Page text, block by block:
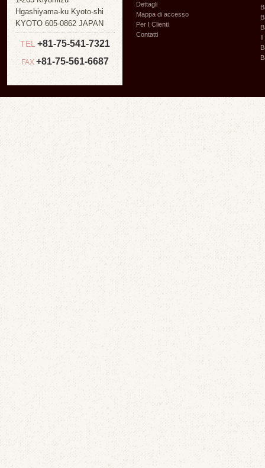
Hgashiyama-ku Kyoto-shi
KYOTO 605-0862 JAPAN
TEL +81-75-541-7321
FAX +81-75-561-6687
Dettagli
Mappa di accesso
Per I Clienti
Contatti
Il